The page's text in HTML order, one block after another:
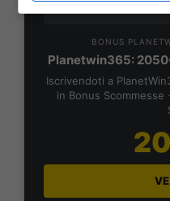
BONUS
Planetwin365:
Iscrivendoti a
in Bonus